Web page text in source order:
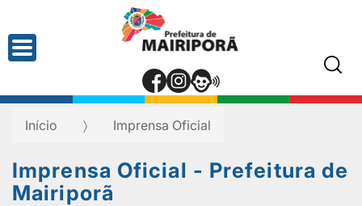
Início Imprensa Oficial
Imprensa Oficial - Prefeitura de
Mairiporã